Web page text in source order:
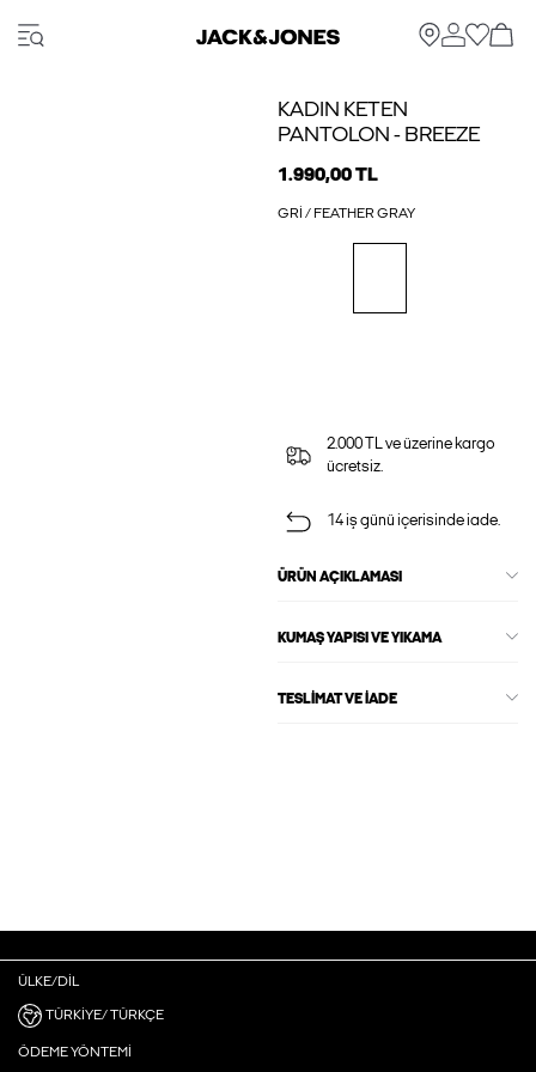
KADIN KETEN
PANTOLON - BREEZE
1.990,00 TL
GRI / FEATHER GRAY
2.000 TL ve üzerine kargo
ücretsiz.
14 iş günü içerisinde iade.
ÜRÜN AÇIKLAMASI
KUMAŞ YAPISI VE YIKAMA
TESLIMAT VE İADE
ÜLKE/DIL
TÜRKIYE/ TÜRKÇE
ÖDEME YÖNTEMI